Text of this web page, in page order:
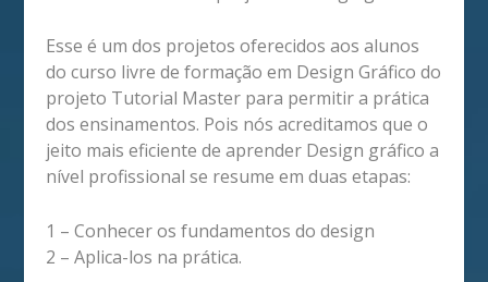
Esse é um dos projetos oferecidos aos alunos
do curso livre de formação em Design Gráfico do
projeto Tutorial Master para permitir a prática
dos ensinamentos. Pois nós acreditamos que o
jeito mais eficiente de aprender Design gráfico a
nível profissional se resume em duas etapas:
1 – Conhecer os fundamentos do design
2 – Aplica-los na prática.